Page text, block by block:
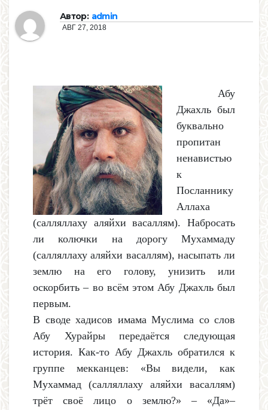
Автор: admin
АВГ 27, 2018
Абу
Джахль был
буквально
пропитан
ненавистью
к
Посланнику
Аллаха
(салляллаху аляйхи васаллям). Набросать
ли колючки на дорогу Мухаммаду
(салляллаху аляйхи васаллям), насыпать ли
землю на его голову, унизить или
оскорбить – во всём этом Абу Джахль был
первым.
В своде хадисов имама Муслима со слов
Абу Хурайры передаётся следующая
история. Как-то Абу Джахль обратился к
группе мекканцев: «Вы видели, как
Мухаммад (салляллаху аляйхи васаллям)
трёт своё лицо о землю?» – «Да»–